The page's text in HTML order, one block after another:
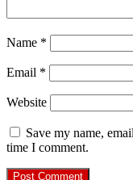
Name *
Email *
Website
Save my name,
time I comment.